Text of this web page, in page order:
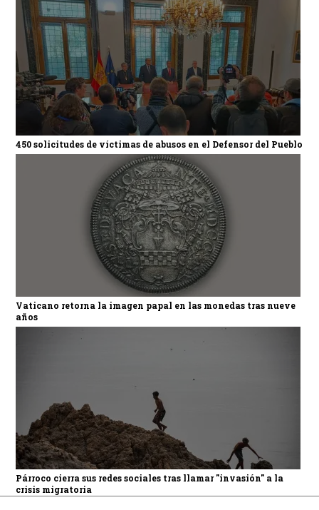
450 solicitudes de víctimas de abusos en el Defensor del Pueblo
Vaticano retorna la imagen papal en las monedas tras nueve
años
Párroco cierra sus redes sociales tras llamar "invasión" a la
crisis migratoria